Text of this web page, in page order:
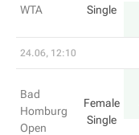
WTA
Single
24.06, 12:10
Bad
Homburg
Open
Female
Single